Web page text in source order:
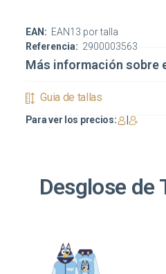
Referencia: 2900003563
EAN: EAN13 por talla
Más información sobre
Guia de tallas
Para ver los precios:
Desglose de